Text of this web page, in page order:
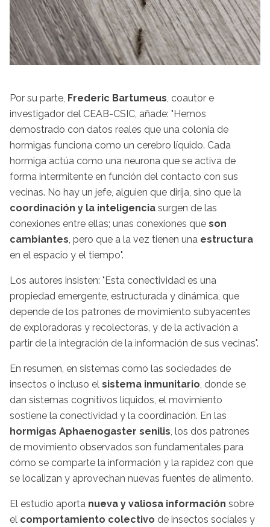
Por su parte, Frederic Bartumeus, coautor e
investigador del CEAB-CSIC, añade: "Hemos
demostrado con datos reales que una colonia de
hormigas funciona como un cerebro líquido. Cada
hormiga actúa como una neurona que se activa de
forma intermitente en función del contacto con sus
vecinas. No hay un jefe, alguien que dirija, sino que la
coordinación y la inteligencia surgen de las
conexiones entre ellas; unas conexiones que son
cambiantes, pero que a la vez tienen una estructura
en el espacio y el tiempo".
Los autores insisten: "Esta conectividad es una
propiedad emergente, estructurada y dinámica, que
depende de los patrones de movimiento subyacentes
de exploradoras y recolectoras, y de la activación a
partir de la integración de la información de sus vecinas".
En resumen, en sistemas como las sociedades de
insectos o incluso el sistema inmunitario, donde se
dan sistemas cognitivos líquidos, el movimiento
sostiene la conectividad y la coordinación. En las
hormigas Aphaenogaster senilis, los dos patrones
de movimiento observados son fundamentales para
cómo se comparte la información y la rapidez con que
se localizan y aprovechan nuevas fuentes de alimento.
El estudio aporta nueva y valiosa información sobre
el comportamiento colectivo de insectos sociales y